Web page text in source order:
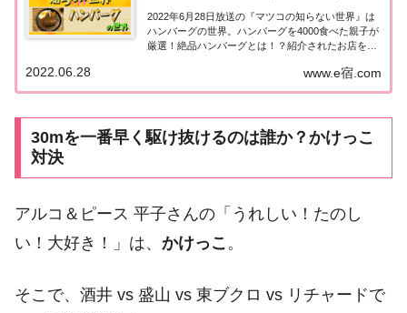
2022年6月28日放送の『マツコの知らない世界』は
ハンバーグの世界。ハンバーグを4000食べた親子が
厳選！絶品ハンバーグとは！？紹介されたお店をま
界」を紹介してくれるのは、7年前にも登場したハ
ンバーグマニア・五島鉄平さん。さらに、ハン...
www.e宿.com
2022.06.28
30mを一番早く駆け抜けるのは誰か？かけっこ
対決
アルコ＆ピース 平子さんの「うれしい！たのし
い！大好き！」は、 かけっこ 。
そこで、酒井 vs 盛山 vs 東ブクロ vs リチャードで